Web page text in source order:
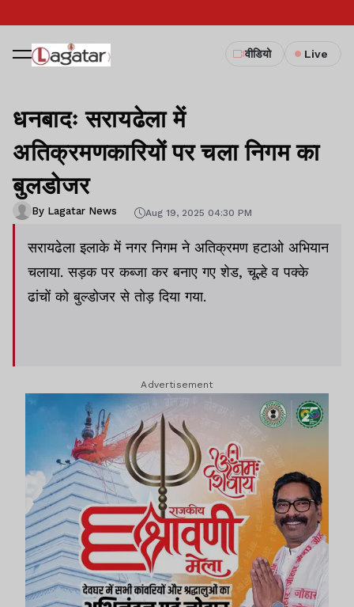
वीडियो Live
धनबादः सरायढेला में
अतिक्रमणकारियों पर चला निगम का
बुलडोजर
By Lagatar News Aug 19, 2025 04:30 PM
सरायढेला इलाके में नगर निगम ने अतिक्रमण हटाओ अभियान
चलाया. सड़क पर कब्जा कर बनाए गए शेड, चूल्हे व पक्के
ढांचों को बुल्डोजर से तोड़ दिया गया.
Advertisement